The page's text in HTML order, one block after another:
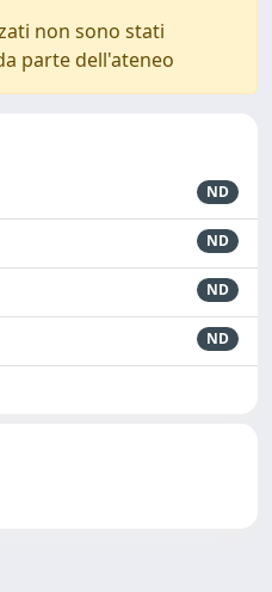
non sono stati
parte dell'ateneo
ND
ND
ND
ND